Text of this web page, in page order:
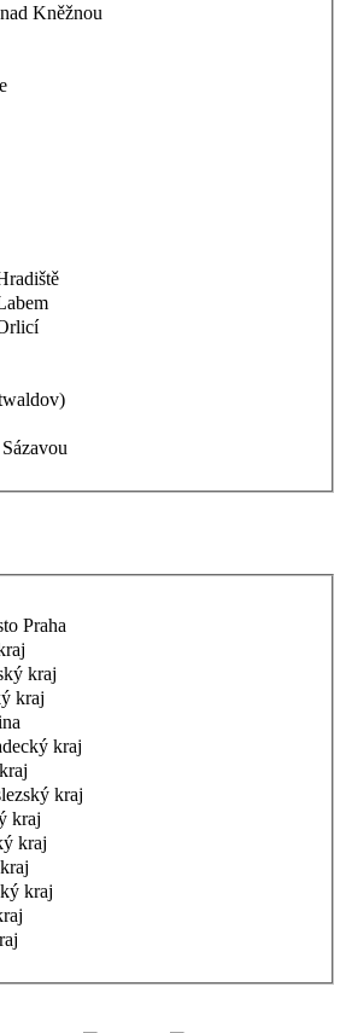
Kněžnou
Praha
kraj
kraj
kraj
kraj
kraj
kraj
kraj